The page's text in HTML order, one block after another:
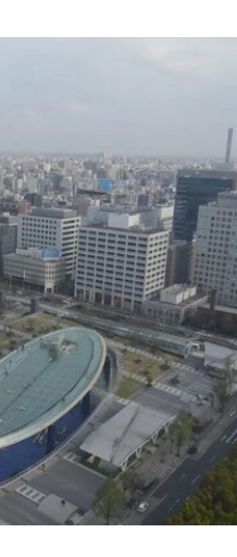
。美术馆将利用经过改
Shanthi Kandiah）与
苏德万（Brahmal
由两人于2010年成立的
Foundation负责运
划现当代艺术展览的
展览规划、空间布局
1日，Muara Arts将以
批判性词典”（A–Z of
Dictionary） 正式向
位艺术家的作品，涵盖
雕塑等多种创作媒介。